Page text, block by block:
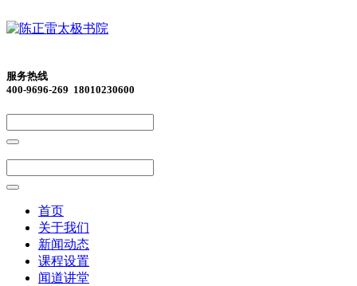
服务热线
400-9696-269 18010230600
首页
关于我们
新闻动态
课程设置
闻道讲堂